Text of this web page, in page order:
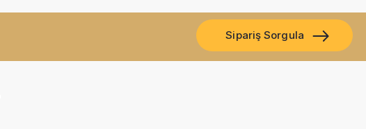
Sipariş Sorgula